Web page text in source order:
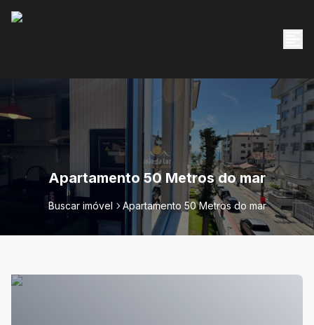
Apartamento 50 Metros do mar
Buscar imóvel Apartamento 50 Metros do mar